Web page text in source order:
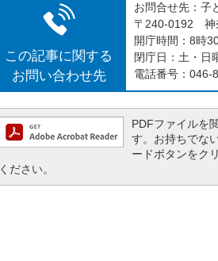
この記事に関する
お問い合わせ先
お問合せ先：子
〒240-0192 神
開庁時間：8時
閉庁日：土・日
電話番号：
PDFファイルを
す。お持ちでな
ードボタンをク
ください。